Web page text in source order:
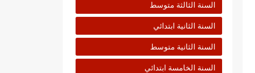
السنة الثالثة متوسط
السنة الثانية ابتدائي
السنة الثانية متوسط
السنة الخامسة ابتدائي